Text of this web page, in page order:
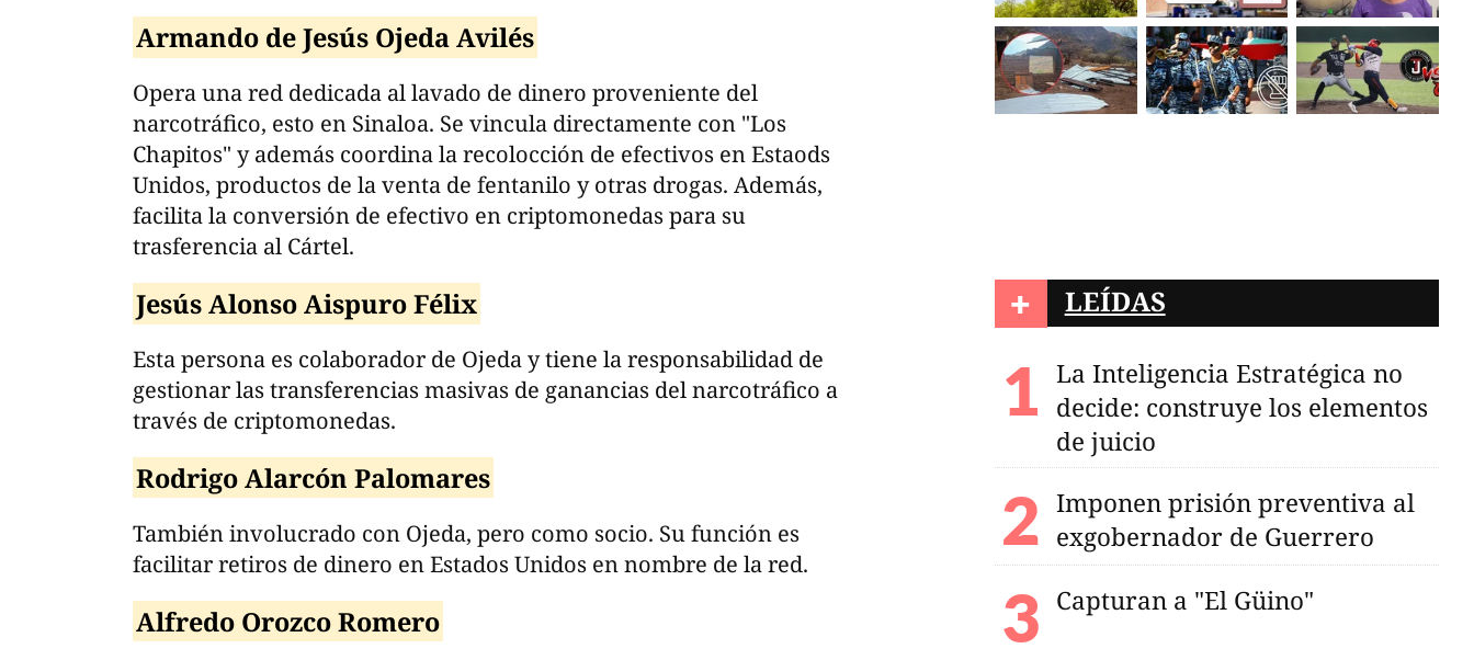
Armando de Jesús Ojeda Avilés
Opera una red dedicada al lavado de dinero proveniente del
narcotráfico, esto en Sinaloa. Se vincula directamente con "Los
Chapitos" y además coordina la recolocción de efectivos en Estaods
Unidos, productos de la venta de fentanilo y otras drogas. Además,
facilita la conversión de efectivo en criptomonedas para su
trasferencia al Cártel.
Jesús Alonso Aispuro Félix
Esta persona es colaborador de Ojeda y tiene la responsabilidad de
gestionar las transferencias masivas de ganancias del narcotráfico a
través de criptomonedas.
Rodrigo Alarcón Palomares
También involucrado con Ojeda, pero como socio. Su función es
facilitar retiros de dinero en Estados Unidos en nombre de la red.
Alfredo Orozco Romero
+ LEÍDAS
La Inteligencia Estratégica no
decide: construye los elementos
de juicio
Imponen prisión preventiva al
exgobernador de Guerrero
Capturan a "El Güino"